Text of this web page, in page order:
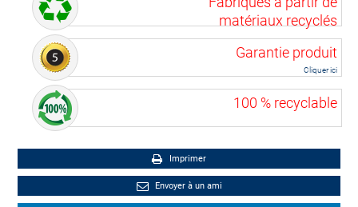
matériaux recyclés
Garantie produit
Cliquer ici
100 % recyclable
Imprimer
Envoyer à un ami